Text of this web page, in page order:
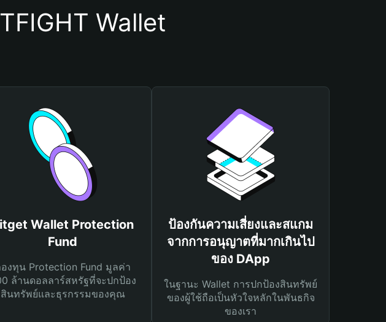
Wallet
Wallet Protection
Fund
งทุน Protection Fund มูลค่า
ล้านดอลลาร์สหรัฐที่จะปกป้อง
สินทรัพย์และธุรกรรมของคุณ
ป้องกันความเสี่ยงและสแกม
จากการอนุญาตที่มากเกินไป
ของ DApp
ในฐานะ Wallet การปกป้องสินทรัพย์
ของผู้ใช้ถือเป็นหัวใจหลักในพันธกิจ
ของเรา